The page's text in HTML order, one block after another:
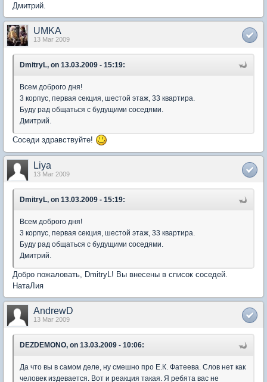
Дмитрий.
UMKA
13 Mar 2009
DmitryL, on 13.03.2009 - 15:19:
Всем доброго дня!
3 корпус, первая секция, шестой этаж, 33 квартира.
Буду рад общаться с будущими соседями.
Дмитрий.
Соседи здравствуйте!
Liya
13 Mar 2009
DmitryL, on 13.03.2009 - 15:19:
Всем доброго дня!
3 корпус, первая секция, шестой этаж, 33 квартира.
Буду рад общаться с будущими соседями.
Дмитрий.
Добро пожаловать, DmitryL! Вы внесены в список соседей.
НатаЛия
AndrewD
13 Mar 2009
DEZDEMONO, on 13.03.2009 - 10:06:
Да что вы в самом деле, ну смешно про Е.К. Фатеева. Слов нет как
человек издевается. Вот и реакция такая. Я ребята вас не